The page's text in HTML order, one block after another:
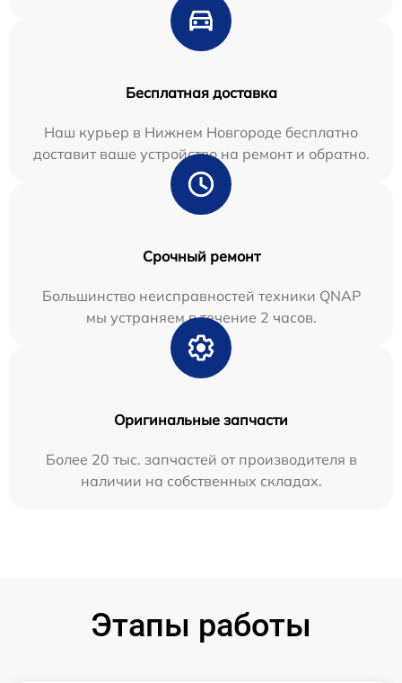
Бесплатная доставка
Наш курьер в Нижнем Новгороде бесплатно
доставит ваше устройство на ремонт и обратно.
Срочный ремонт
Большинство неисправностей техники QNAP
мы устраняем в течение 2 часов.
Оригинальные запчасти
Более 20 тыс. запчастей от производителя в
наличии на собственных складах.
Этапы работы